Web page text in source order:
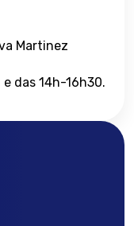
Martinez
das 14h-16h30.